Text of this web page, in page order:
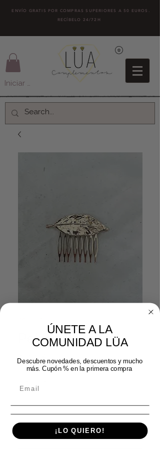
ENVÍO GRATIS POR COMPRAS SUPERIORES A 50 EUROS.
RECÍBELO 24/72H
Iniciar sesión
Peinecillo laurel
9,99 €Precio
Agregar al carrito
ÚNETE A LA
COMUNIDAD LÜA
Descubre novedades, descuentos y mucho
más. Cupón % en la primera compra
¡LO QUIERO!